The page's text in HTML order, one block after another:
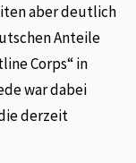
aber deutlich
Anteile
Corps“ in
war dabei
derzeit